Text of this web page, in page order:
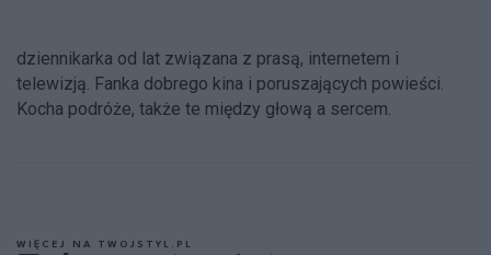
dziennikarka od lat związana z prasą, internetem i
telewizją. Fanka dobrego kina i poruszających powieści.
Kocha podróże, także te między głową a sercem.
WIĘCEJ NA TWOJSTYL.PL